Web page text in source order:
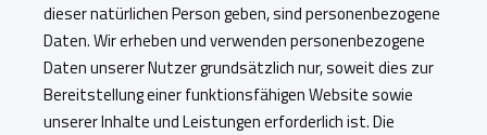
dieser natürlichen Person geben, sind personenbezogene
Daten. Wir erheben und verwenden personenbezogene
Daten unserer Nutzer grundsätzlich nur, soweit dies zur
Bereitstellung einer funktionsfähigen Website sowie
unserer Inhalte und Leistungen erforderlich ist. Die